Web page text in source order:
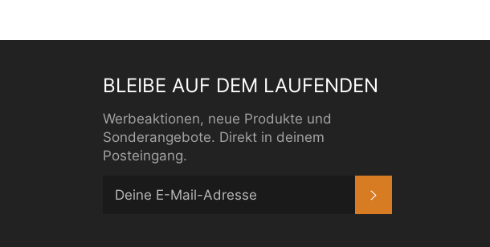
BLEIBE AUF DEM LAUFENDEN
Werbeaktionen, neue Produkte und
Sonderangebote. Direkt in deinem
Posteingang.